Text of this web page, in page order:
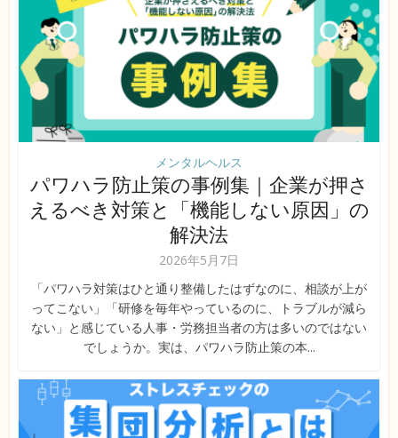
メンタルヘルス
パワハラ防止策の事例集｜企業が押さ
えるべき対策と「機能しない原因」の
解決法
2026年5月7日
「パワハラ対策はひと通り整備したはずなのに、相談が上が
ってこない」「研修を毎年やっているのに、トラブルが減ら
ない」と感じている人事・労務担当者の方は多いのではない
でしょうか。実は、パワハラ防止策の本...